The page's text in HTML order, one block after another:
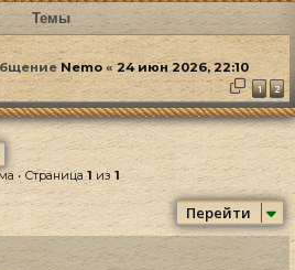
Темы
Nemo «24 июн 2026, 22:10
1 2
• Страница 1из 1
Перейти